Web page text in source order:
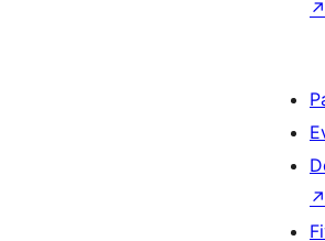
↗
↗